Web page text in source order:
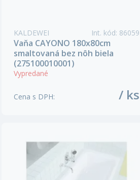
KALDEWEI Int. kód: 86059
Vaňa CAYONO 180x80cm
smaltovaná bez nôh biela
(275100010001)
Vypredané
Cena s DPH: / ks